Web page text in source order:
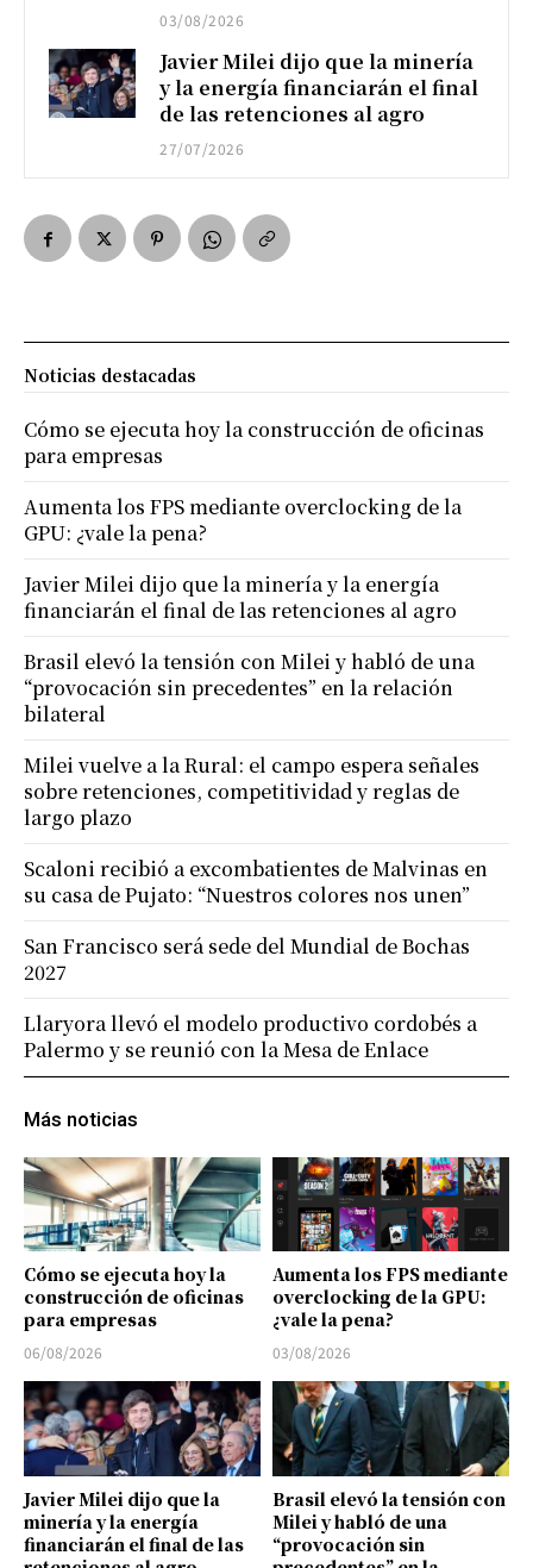
03/08/2026
Javier Milei dijo que la minería
y la energía financiarán el final
de las retenciones al agro
27/07/2026
Más noticias
Cómo se ejecuta hoy la
construcción de oficinas
para empresas
06/08/2026
Aumenta los FPS mediante
overclocking de la GPU:
¿vale la pena?
03/08/2026
Javier Milei dijo que la
minería y la energía
financiarán el final de las
Brasil elevó la tensión con
Milei y habló de una
“provocación sin
Noticias destacadas
Cómo se ejecuta hoy la construcción de oficinas
para empresas
Aumenta los FPS mediante overclocking de la
GPU: ¿vale la pena?
Javier Milei dijo que la minería y la energía
financiarán el final de las retenciones al agro
Brasil elevó la tensión con Milei y habló de una
“provocación sin precedentes” en la relación
bilateral
Milei vuelve a la Rural: el campo espera señales
sobre retenciones, competitividad y reglas de
largo plazo
Scaloni recibió a excombatientes de Malvinas en
su casa de Pujato: “Nuestros colores nos unen”
San Francisco será sede del Mundial de Bochas
2027
Llaryora llevó el modelo productivo cordobés a
Palermo y se reunió con la Mesa de Enlace